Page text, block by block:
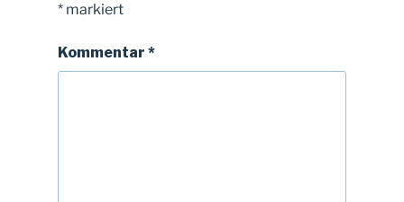
* markiert
Kommentar *